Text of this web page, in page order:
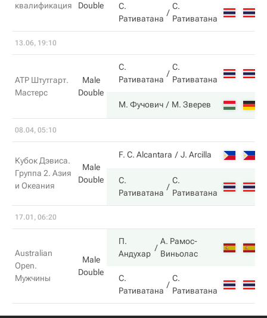
квалификация
Double
С.
Ративатана
С.
Ративатана
13.06, 19:10
ATP Штутгарт.
Мастерс
Male
Double
С.
Ративатана
С.
Ративатана
М. Фучович М. Зверев
08.04, 05:10
Кубок Дэвиса.
Группа 2. Азия
и Океания
Male
Double
F. C. Alcantara J. Arcilla
С.
Ративатана
С.
Ративатана
17.01, 06:20
Australian
Open.
Мужчины
Male
Double
П.
Андухар
А. Рамос-
Виньолас
С.
Ративатана
С.
Ративатана